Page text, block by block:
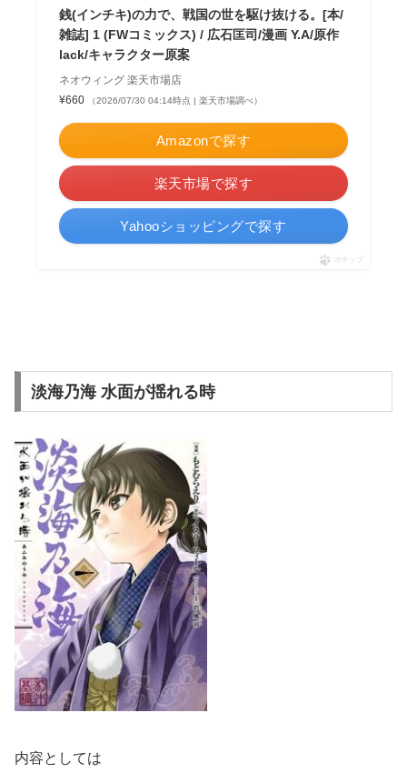
銭(インチキ)の力で、戦国の世を駆け抜ける。[本/
雑誌] 1 (FWコミックス) / 広石匡司/漫画 Y.A/原作
lack/キャラクター原案
ネオウィング 楽天市場店
¥660
（2026/07/30 04:14時点 | 楽天市場調べ）
Amazonで探す
楽天市場で探す
Yahooショッピングで探す
ポチップ
淡海乃海 水面が揺れる時
内容としては